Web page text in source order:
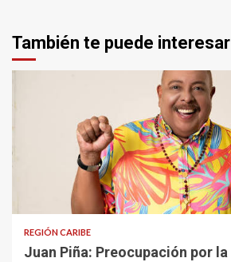
También te puede interesar
3 min read
REGIÓN CARIBE
Juan Piña: Preocupación por